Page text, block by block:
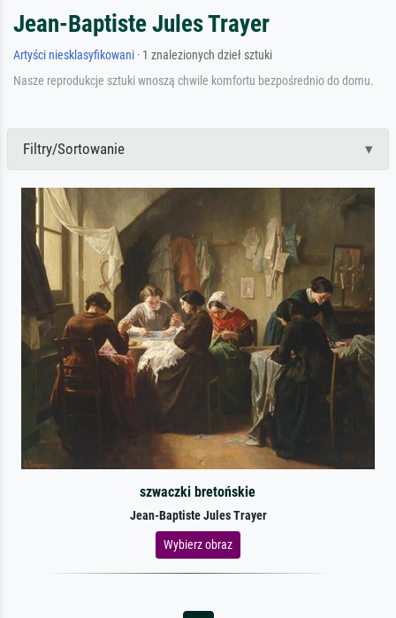
Jean-Baptiste Jules Trayer
Artyści niesklasyfikowani · 1 znalezionych dzieł sztuki
Nasze reprodukcje sztuki wnoszą chwile komfortu bezpośrednio do domu.
Filtry/Sortowanie
szwaczki bretońskie
Jean-Baptiste Jules Trayer
Wybierz obraz